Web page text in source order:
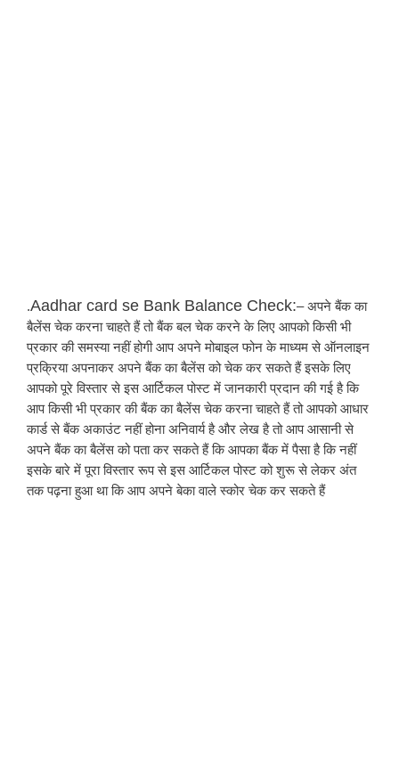
.Aadhar card se Bank Balance Check:– अपने बैंक का
बैलेंस चेक करना चाहते हैं तो बैंक बल चेक करने के लिए आपको किसी भी
प्रकार की समस्या नहीं होगी आप अपने मोबाइल फोन के माध्यम से ऑनलाइन
प्रक्रिया अपनाकर अपने बैंक का बैलेंस को चेक कर सकते हैं इसके लिए
आपको पूरे विस्तार से इस आर्टिकल पोस्ट में जानकारी प्रदान की गई है कि
आप किसी भी प्रकार की बैंक का बैलेंस चेक करना चाहते हैं तो आपको आधार
कार्ड से बैंक अकाउंट नहीं होना अनिवार्य है और लेख है तो आप आसानी से
अपने बैंक का बैलेंस को पता कर सकते हैं कि आपका बैंक में पैसा है कि नहीं
इसके बारे में पूरा विस्तार रूप से इस आर्टिकल पोस्ट को शुरू से लेकर अंत
तक पढ़ना हुआ था कि आप अपने बेका वाले स्कोर चेक कर सकते हैं